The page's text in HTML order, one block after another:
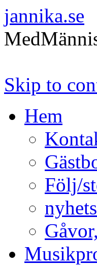
jannika.se
Skip to
Hem
Följ/